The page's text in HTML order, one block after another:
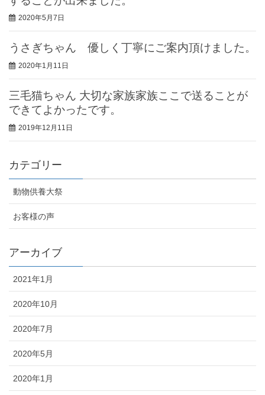
2020年5月7日
うさぎちゃん 優しく丁寧にご案内頂けました。
2020年1月11日
三毛猫ちゃん 大切な家族家族ここで送ることが
できてよかったです。
2019年12月11日
カテゴリー
動物供養大祭
お客様の声
アーカイブ
2021年1月
2020年10月
2020年7月
2020年5月
2020年1月